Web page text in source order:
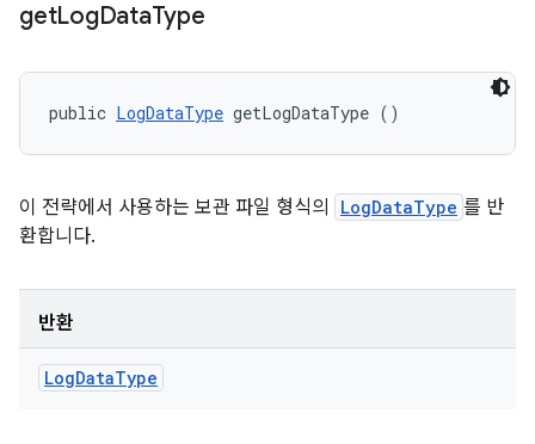
getLogDataType
public LogDataType getLogDataType ()
이 전략에서 사용하는 보관 파일 형식의 LogDataType 를 반
환합니다.
반환
LogDataType